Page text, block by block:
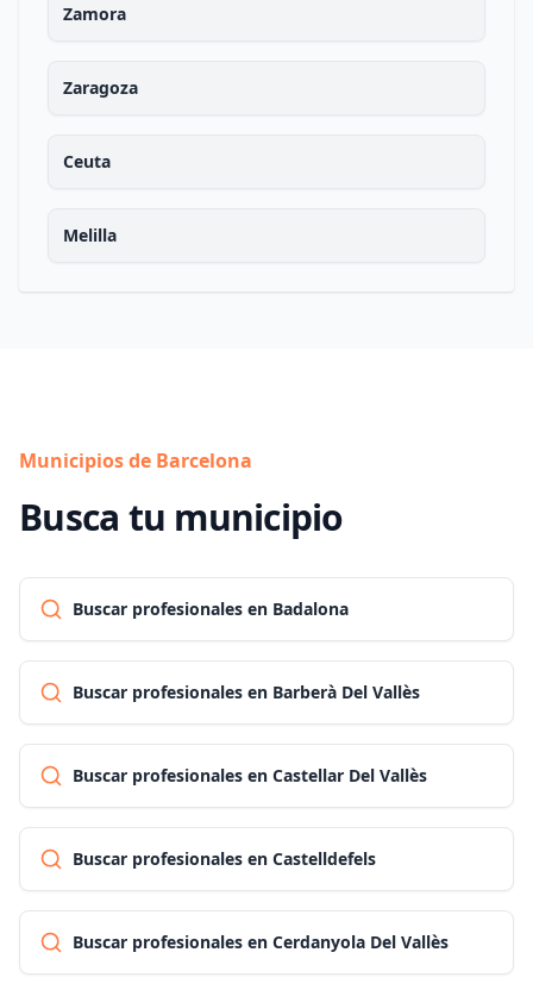
Zamora
Zaragoza
Ceuta
Melilla
Municipios de Barcelona
Busca tu municipio
Buscar profesionales en Badalona
Buscar profesionales en Barberà Del Vallès
Buscar profesionales en Castellar Del Vallès
Buscar profesionales en Castelldefels
Buscar profesionales en Cerdanyola Del Vallès